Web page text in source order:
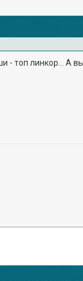
- топ линкор... А вы